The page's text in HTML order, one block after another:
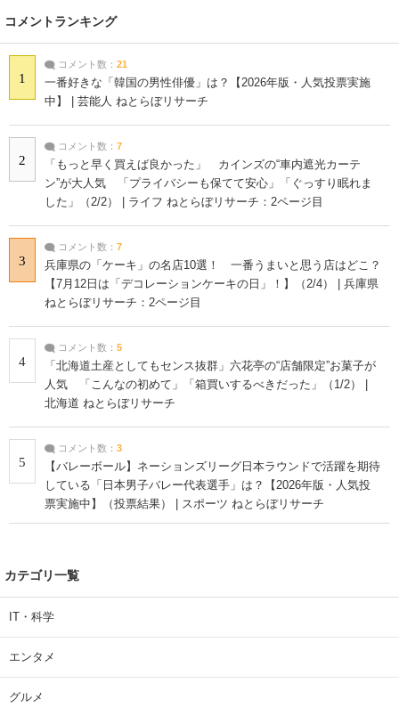
コメントランキング
1
コメント数： 21
一番好きな「韓国の男性俳優」は？【2026年版・人気投票実施
中】 | 芸能人 ねとらぼリサーチ
2
コメント数： 7
「もっと早く買えば良かった」 カインズの“車内遮光カーテ
ン”が大人気 「プライバシーも保てて安心」「ぐっすり眠れま
した」（2/2） | ライフ ねとらぼリサーチ：2ページ目
3
コメント数： 7
兵庫県の「ケーキ」の名店10選！ 一番うまいと思う店はどこ？
【7月12日は「デコレーションケーキの日」！】（2/4） | 兵庫県
ねとらぼリサーチ：2ページ目
4
コメント数： 5
「北海道土産としてもセンス抜群」六花亭の“店舗限定”お菓子が
人気 「こんなの初めて」「箱買いするべきだった」（1/2） |
北海道 ねとらぼリサーチ
5
コメント数： 3
【バレーボール】ネーションズリーグ日本ラウンドで活躍を期待
している「日本男子バレー代表選手」は？【2026年版・人気投
票実施中】（投票結果） | スポーツ ねとらぼリサーチ
カテゴリ一覧
IT・科学
エンタメ
グルメ